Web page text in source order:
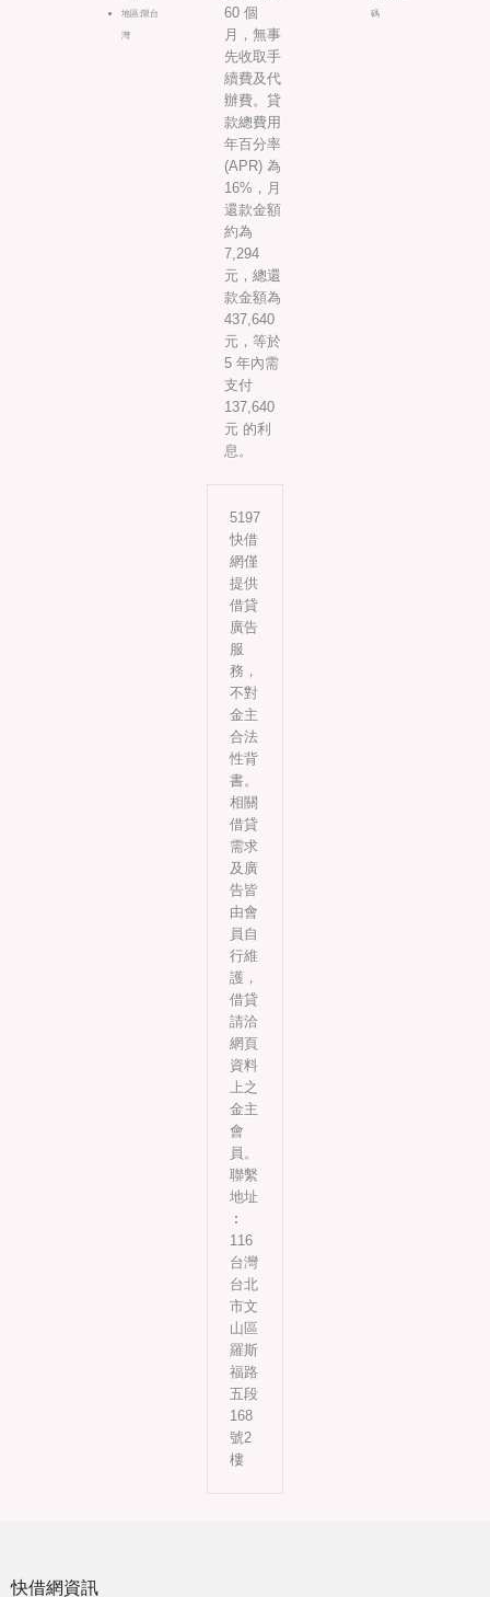
地區:限台
灣
60 個
月，無事
先收取手
續費及代
辦費。貸
款總費用
年百分率
(APR) 為
16%，月
還款金額
約為
7,294
元，總還
款金額為
437,640
元，等於
5 年內需
支付
137,640
元 的利
息。
碼
5197
快借
網僅
提供
借貸
廣告
服
務，
不對
金主
合法
性背
書。
相關
借貸
需求
及廣
告皆
由會
員自
行維
護，
借貸
請洽
網頁
資料
上之
金主
會
員。
聯繫
地址
︰
116
台灣
台北
市文
山區
羅斯
福路
五段
168
號2
樓
快借網資訊